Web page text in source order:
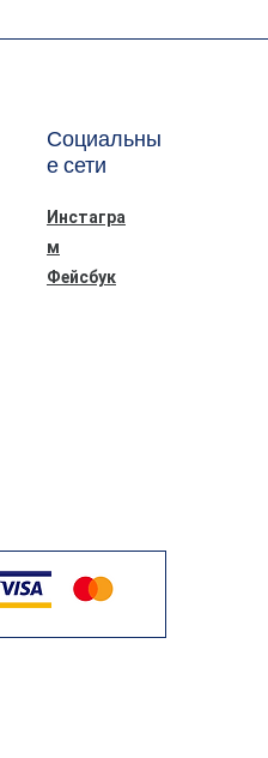
Социальны
е сети
Инстагра
м
Фейсбук